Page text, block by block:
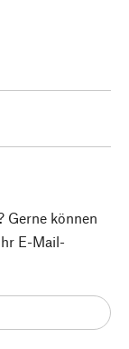
Gerne können
E-Mail-